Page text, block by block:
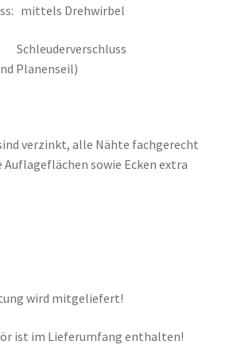
mittels Drehwirbel
Schleuderverschluss
Planenseil)
verzinkt, alle Nähte fachgerecht
Auflageflächen sowie Ecken extra
wird mitgeliefert!
ist im Lieferumfang enthalten!